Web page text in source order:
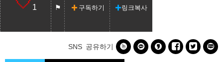
1 구독하기 링크복사
SNS 공유하기      